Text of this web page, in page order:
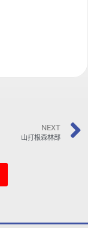
NEXT
山打根森林部